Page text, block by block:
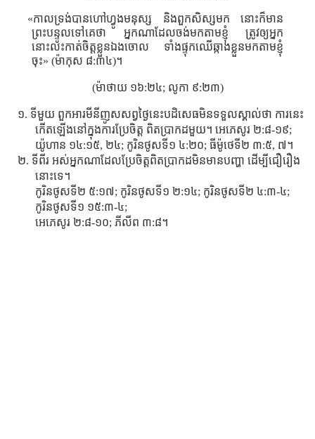
«កាលទ្រង់បានហៅហ្វូងមនុស្ស និងពួកសិស្សមក នោះក៏មាន
ព្រះបន្ទូលទៅគេថា អ្នកណាដែលចង់មកតាមខ្ញុំ ត្រូវឲ្យអ្នក
នោះលះកាត់ចិត្តខ្លួនឯងចោល ទាំងផ្ទុកឈើឆ្កាងខ្លួនមកតាមខ្ញុំ
ចុះ» (ម៉ាកុស ៨:៣៤)។
(ម៉ាថាយ ១៦:២៤; លូកា ៩:២៣)
១. ទីមួយ ពួកអារមីនីញូសសព្វថ្ងៃនេះបដិសេធមិនទទួលស្គាល់ថា ការនេះ
កើតឡើងនៅក្នុងការប្រែចិត្ដ ពិតប្រាកដមួយ។ អេភេសូរ ២:៨-១៩;
យ៉ូហាន ១៤:១៥, ២៤; កូរិនថូសទី១ ៤:២០; ធីម៉ូថេទី២ ៣:៥, ៧។
២. ទីពីរ អស់អ្នកណាដែលប្រែចិត្ដពិតប្រាកដមិនមានបញ្ហា ដើម្បីជឿរឿង
នោះទេ។
កូរិនថូសទី២ ៥:១៧; កូរិនថូសទី១ ២:១៤; កូរិនថូសទី២ ៤:៣-៤;
កូរិនថូសទី១ ១៥:៣-៤;
អេភេសូរ ២:៨-១០; ភីលីព ៣:៨។